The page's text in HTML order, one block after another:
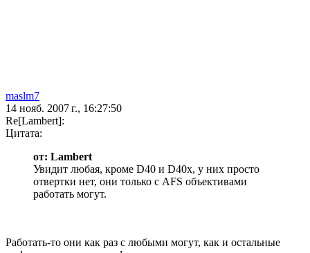
maslm7
14 нояб. 2007 г., 16:27:50
Re[Lambert]:
Цитата:
от: Lambert
Увидит любая, кроме D40 и D40x, у них просто
отвертки нет, они только с AFS объективами
работать могут.
Работать-то они как раз с любыми могут, как и остальные